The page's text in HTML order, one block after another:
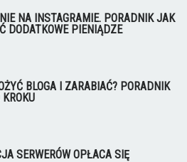
NA INSTAGRAMIE. PORADNIK JAK
DODATKOWE PIENIĄDZE
BLOGA I ZARABIAĆ? PORADNIK
KROKU
SERWERÓW OPŁACA SIĘ